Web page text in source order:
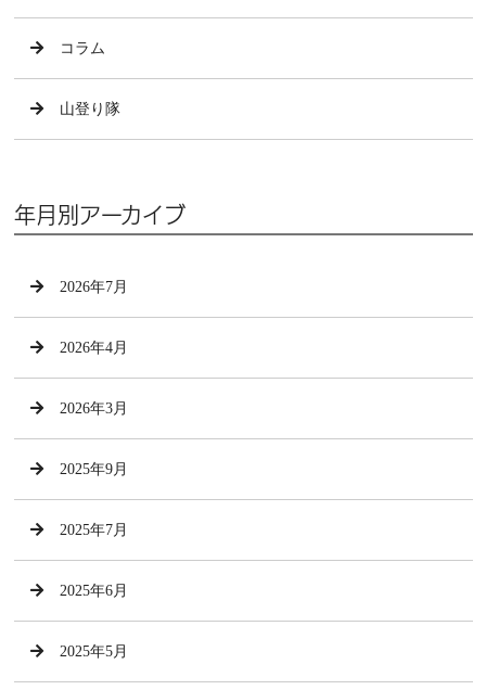
コラム
山登り隊
年月別アーカイブ
2026年7月
2026年4月
2026年3月
2025年9月
2025年7月
2025年6月
2025年5月